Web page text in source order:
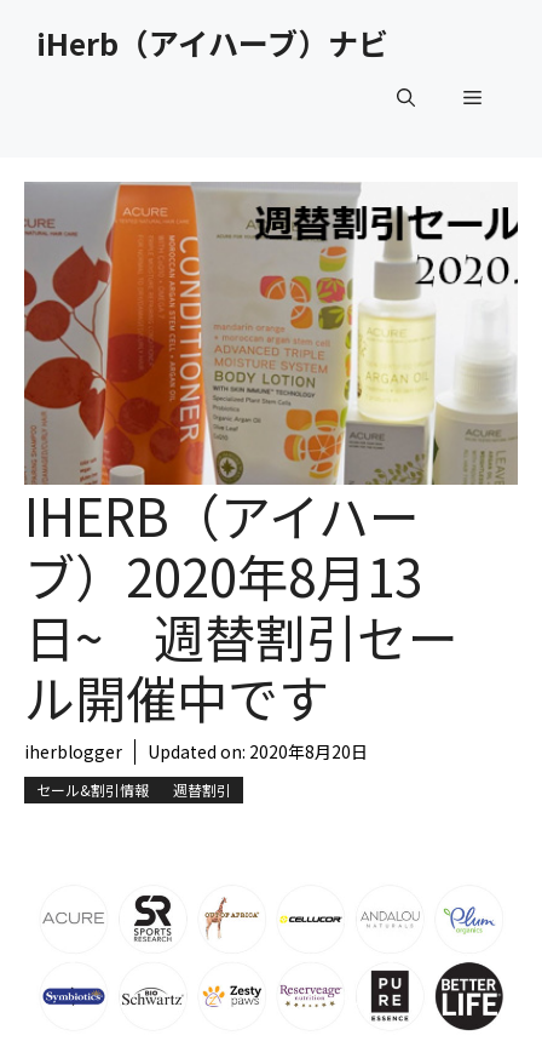
iHerb（アイハーブ）ナビ
メ
ュ
IHERB（アイハー
ブ）2020年8月13
日~ 週替割引セー
ル開催中です
iherblogger Updated on: 2020年8月20日
セール&割引情報 週替割引